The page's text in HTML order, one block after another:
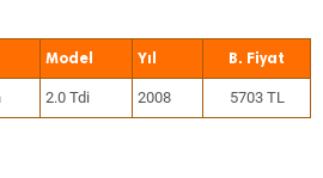
Model Yıl
2.0 Tdi 2008 5703 TL